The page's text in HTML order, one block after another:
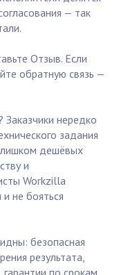
— так
Отзыв. Если
обратную связь —
Заказчики нередко
задания
дешёвых
и
Workzilla
не бояться
безопасная
результата,